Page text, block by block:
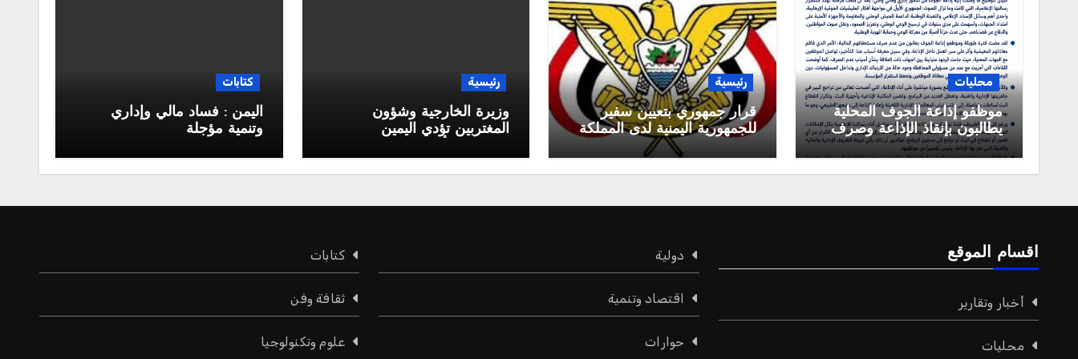
محليات
موظفو إذاعة الجوف المحلية
يطالبون بإنقاذ الإذاعة وصرف
مستحقاتهم المالية
رئيسية
قرار جمهوري بتعيين سفير
للجمهورية اليمنية لدى المملكة
العربية السعودية
رئيسية
وزيرة الخارجية وشؤون
المغتربين تؤدي اليمين
القيادة الرئاسي
كتابات
اليمن : فساد مالي وإداري
وتنمية مؤجلة
اقسام الموقع
أخبار وتقارير
محليات
دولية
اقتصاد وتنمية
حوارات
كتابات
ثقافة وفن
علوم وتكنولوجيا